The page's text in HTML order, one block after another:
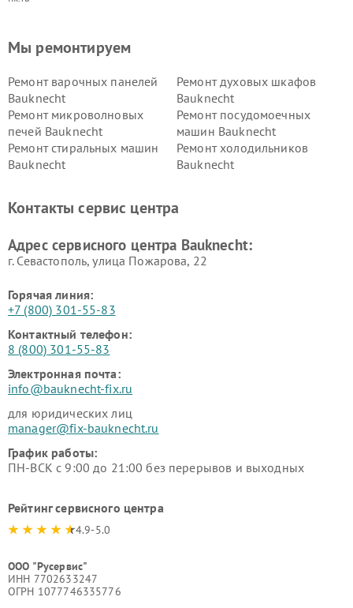
Мы ремонтируем
Ремонт варочных панелей
Bauknecht
Ремонт духовых шкафов
Bauknecht
Ремонт микроволновых
печей Bauknecht
Ремонт посудомоечных
машин Bauknecht
Ремонт стиральных машин
Bauknecht
Ремонт холодильников
Bauknecht
Контакты сервис центра
Адрес сервисного центра Bauknecht:
г. Севастополь, улица Пожарова, 22
Горячая линия:
+7 (800) 301-55-83
Контактный телефон:
8 (800) 301-55-83
Электронная почта:
info@bauknecht-fix.ru
для юридических лиц
manager@fix-bauknecht.ru
График работы:
ПН-ВСК с 9:00 до 21:00 без перерывов и выходных
Рейтинг сервисного центра
4.9-5.0
ООО "Русервис"
ИНН 7702633247
ОГРН 1077746335776